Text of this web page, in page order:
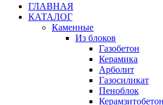
ГЛАВНАЯ
КАТАЛОГ
Каменные
Из блоков
Газобетон
Керамика
Арболит
Газосиликат
Пеноблок
Керамзитобетон